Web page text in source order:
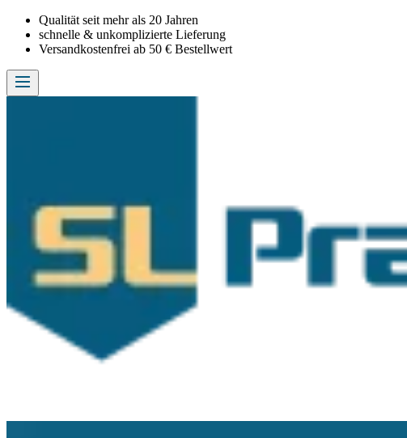
Qualität seit mehr als 20 Jahren
schnelle & unkomplizierte Lieferung
Versandkostenfrei ab 50 € Bestellwert